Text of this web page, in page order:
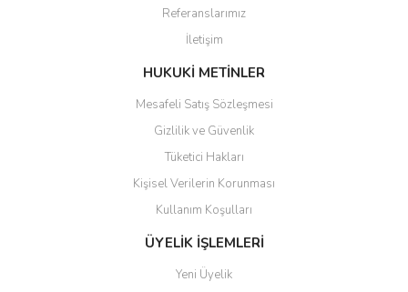
Ürün bilgilerinde hatalar bulunuyor.
Ürün fiyatı diğer sitelerden daha pahalı.
Bu ürüne benzer farklı alternatifler olmalı.
Gönder
Referanslarımız
İletişim
HUKUKİ METİNLER
Mesafeli Satış Sözleşmesi
Gizlilik ve Güvenlik
Tüketici Hakları
Kişisel Verilerin Korunması
Kullanım Koşulları
ÜYELİK İŞLEMLERİ
Yeni Üyelik